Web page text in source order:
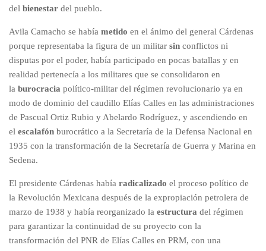
del bienestar del pueblo.
Avila Camacho se había metido en el ánimo del general Cárdenas
porque representaba la figura de un militar sin conflictos ni
disputas por el poder, había participado en pocas batallas y en
realidad pertenecía a los militares que se consolidaron en
la burocracia político-militar del régimen revolucionario ya en
modo de dominio del caudillo Elías Calles en las administraciones
de Pascual Ortiz Rubio y Abelardo Rodríguez, y ascendiendo en
el escalafón burocrático a la Secretaría de la Defensa Nacional en
1935 con la transformación de la Secretaría de Guerra y Marina en
Sedena.
El presidente Cárdenas había radicalizado el proceso político de
la Revolución Mexicana después de la expropiación petrolera de
marzo de 1938 y había reorganizado la estructura del régimen
para garantizar la continuidad de su proyecto con la
transformación del PNR de Elías Calles en PRM, con una